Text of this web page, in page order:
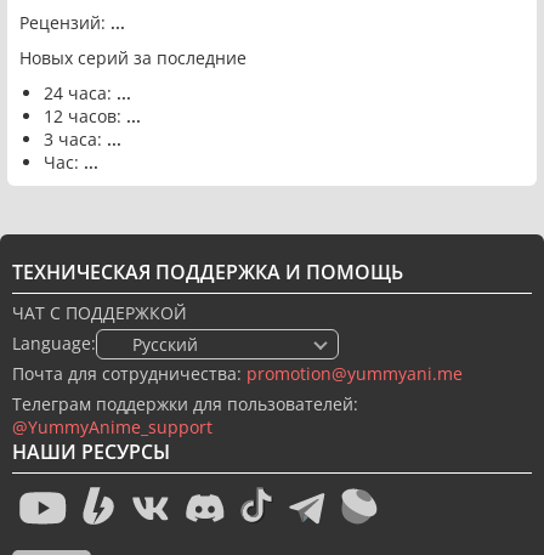
Рецензий: ...
Новых серий за последние
24 часа: ...
12 часов: ...
3 часа: ...
Час: ...
НАШИ РЕСУРСЫ
ТЕХНИЧЕСКАЯ ПОДДЕРЖКА И ПОМОЩЬ
ЧАТ С ПОДДЕРЖКОЙ
Language:
🇷🇺 Русский
Почта для сотрудничества: promotion@yummyani.me
Телеграм поддержки для пользователей:
@YummyAnime_support